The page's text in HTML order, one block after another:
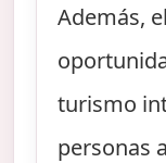
Además,
turismo
personas